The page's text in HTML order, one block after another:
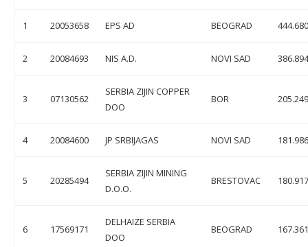
1 20053658 EPS AD BEOGRAD
2 20084693 NIS A.D. NOVI SAD
3 07130562
SERBIA ZIJIN COPPER
DOO
BOR
4 20084600 JP SRBIJAGAS NOVI SAD
5 20285494
SERBIA ZIJIN MINING
D.O.O.
BRESTOVAC
6 17569171
DELHAIZE SERBIA
DOO
BEOGRAD